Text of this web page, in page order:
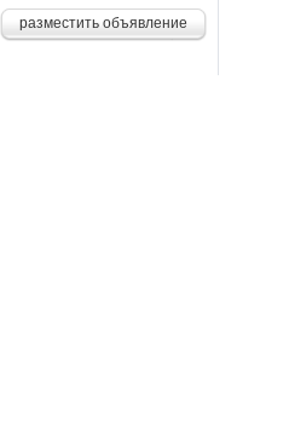
разместить объявление